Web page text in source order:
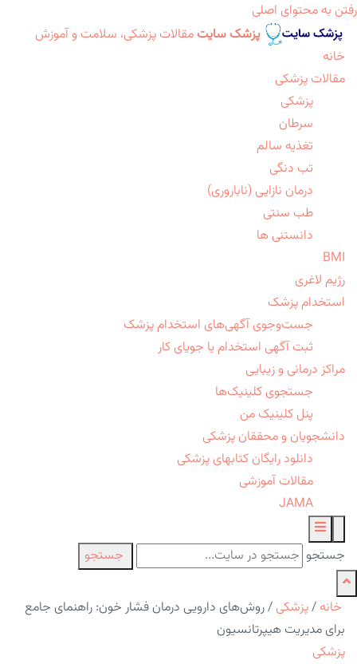
رفتن به محتوای اصلی
پزشک سایت مقالات پزشکی، سلامت و آموزش
خانه
مقالات پزشکی
پزشکی
سرطان
تغذیه سالم
تب دنگی
درمان نازایی (ناباروری)
طب سنتی
دانستنی ها
BMI
رژیم لاغری
استخدام پزشک
جست‌وجوی آگهی‌های استخدام پزشک
ثبت آگهی استخدام یا جویای کار
مراکز درمانی و زیبایی
جستجوی کلینیک‌ها
پنل کلینیک من
دانشجویان و محققان پزشکی
دانلود رایگان کتابهای پزشکی
مقالات آموزشی
JAMA
جستجو جستجو
خانه /پزشکی /روش‌های دارویی درمان فشار خون: راهنمای جامع
برای مدیریت هیپرتانسیون
پزشکی